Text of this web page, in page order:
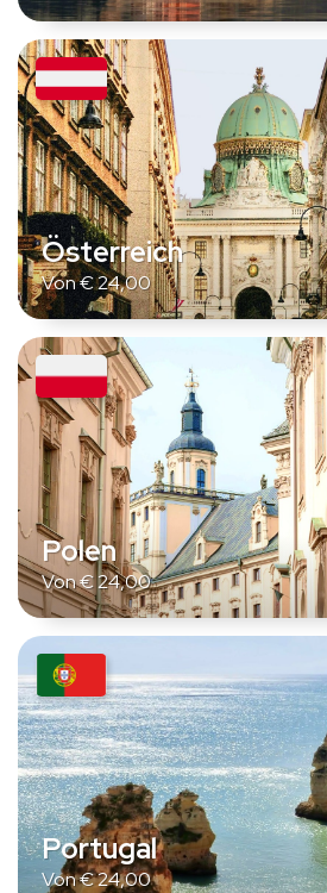
Österreich
Von€24,00
Polen
Von€24,00
Portugal
Von€24,00